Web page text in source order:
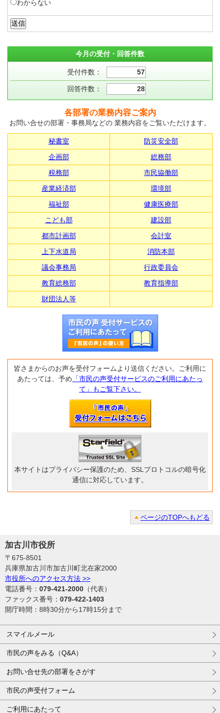
わからない
今月の受付・回答件数
受付件数： 57
回答件数： 28
各部署の業務内容ご案内
お問い合せの部署・事務局などの 業務内容をご覧いただけます。
秘書室
防災安全部
企画部
総務部
税務部
市民協働部
産業経済部
環境部
福祉部
健康医療部
こども部
建設部
都市計画部
会計室
上下水道局
消防本部
議会事務局
行政委員会
教育総務部
教育指導部
財団法人等
皆さまからのお声を受付フォームより送信ください。ご利用に
あたっては、予め 「市民の声受付サービスのご利用にあたっ
て」もご覧下さい。
本サイトはプライバシー保護のため、SSLプロトコルの暗号化
通信に対応しています。
ページのTOPへもどる
加古川市役所
〒675-8501
兵庫県加古川市加古川町北在家2000
市役所へのアクセス方法 >>
電話番号： 079-421-2000 （代表）
ファックス番号： 079-422-1403
開庁時間：8時30分から17時15分まで
スマイルメール
市民の声をみる（Q&A）
お問い合せ先の部署をさがす
市民の声受付フォーム
ご利用にあたって